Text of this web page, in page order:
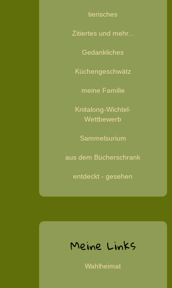
tierisches
Zitiertes und mehr...
Gedankliches
Küchengeschwätz
meine Familie
Knitalong-Wichtel-
Wettbewerb
Sammelsurium
aus dem Bücherschrank
entdeckt - gesehen
Meine Links
Wahlheimat